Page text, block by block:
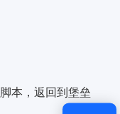
本，返回到堡垒